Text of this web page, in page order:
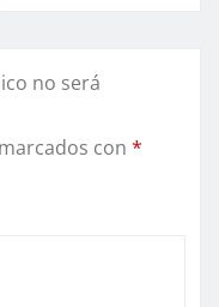
no será
con *